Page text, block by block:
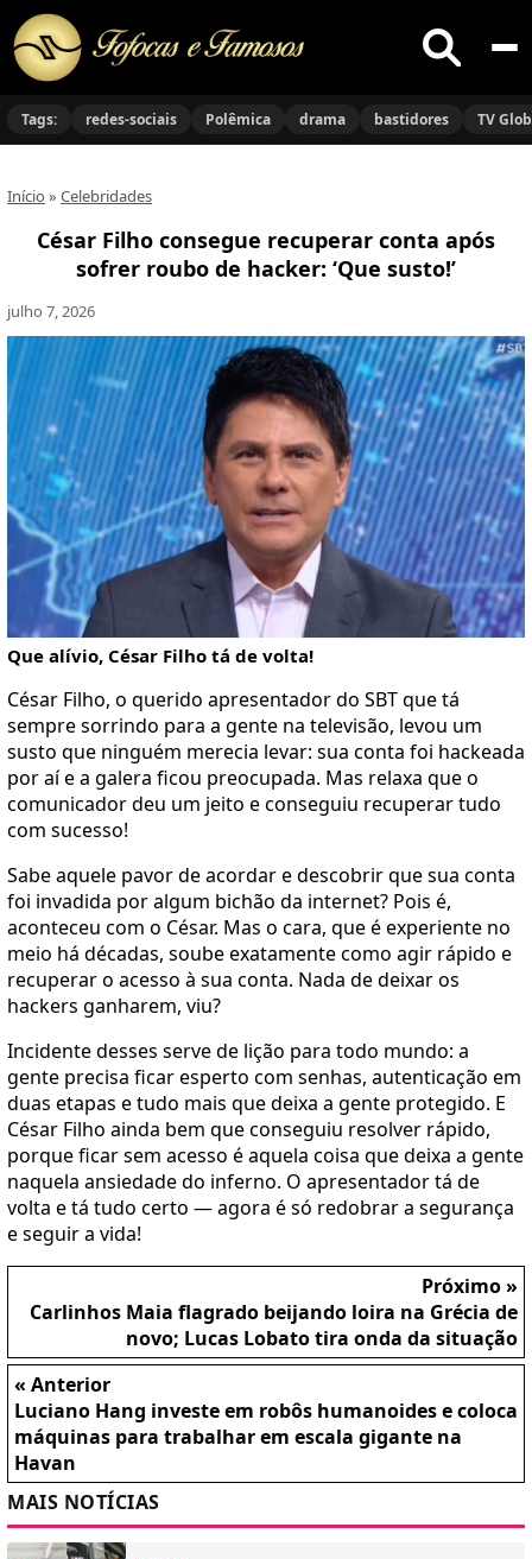
Buscar
no
Tags: redes-sociais Polêmica drama bastidores TV
Início » Celebridades
César Filho consegue recuperar conta após
sofrer roubo de hacker: ‘Que susto!’
julho 7, 2026
Que alívio, César Filho tá de volta!
César Filho, o querido apresentador do SBT que tá
sempre sorrindo para a gente na televisão, levou um
susto que ninguém merecia levar: sua conta foi hackeada
por aí e a galera ficou preocupada. Mas relaxa que o
comunicador deu um jeito e conseguiu recuperar tudo
com sucesso!
Sabe aquele pavor de acordar e descobrir que sua conta
foi invadida por algum bichão da internet? Pois é,
aconteceu com o César. Mas o cara, que é experiente no
meio há décadas, soube exatamente como agir rápido e
recuperar o acesso à sua conta. Nada de deixar os
hackers ganharem, viu?
Incidente desses serve de lição para todo mundo: a
gente precisa ficar esperto com senhas, autenticação em
duas etapas e tudo mais que deixa a gente protegido. E
César Filho ainda bem que conseguiu resolver rápido,
porque ficar sem acesso é aquela coisa que deixa a gente
naquela ansiedade do inferno. O apresentador tá de
volta e tá tudo certo — agora é só redobrar a segurança
e seguir a vida!
Próximo »
Carlinhos Maia flagrado beijando loira na Grécia de
novo; Lucas Lobato tira onda da situação
« Anterior
Luciano Hang investe em robôs humanoides e coloca
máquinas para trabalhar em escala gigante na
Havan
MAIS NOTÍCIAS